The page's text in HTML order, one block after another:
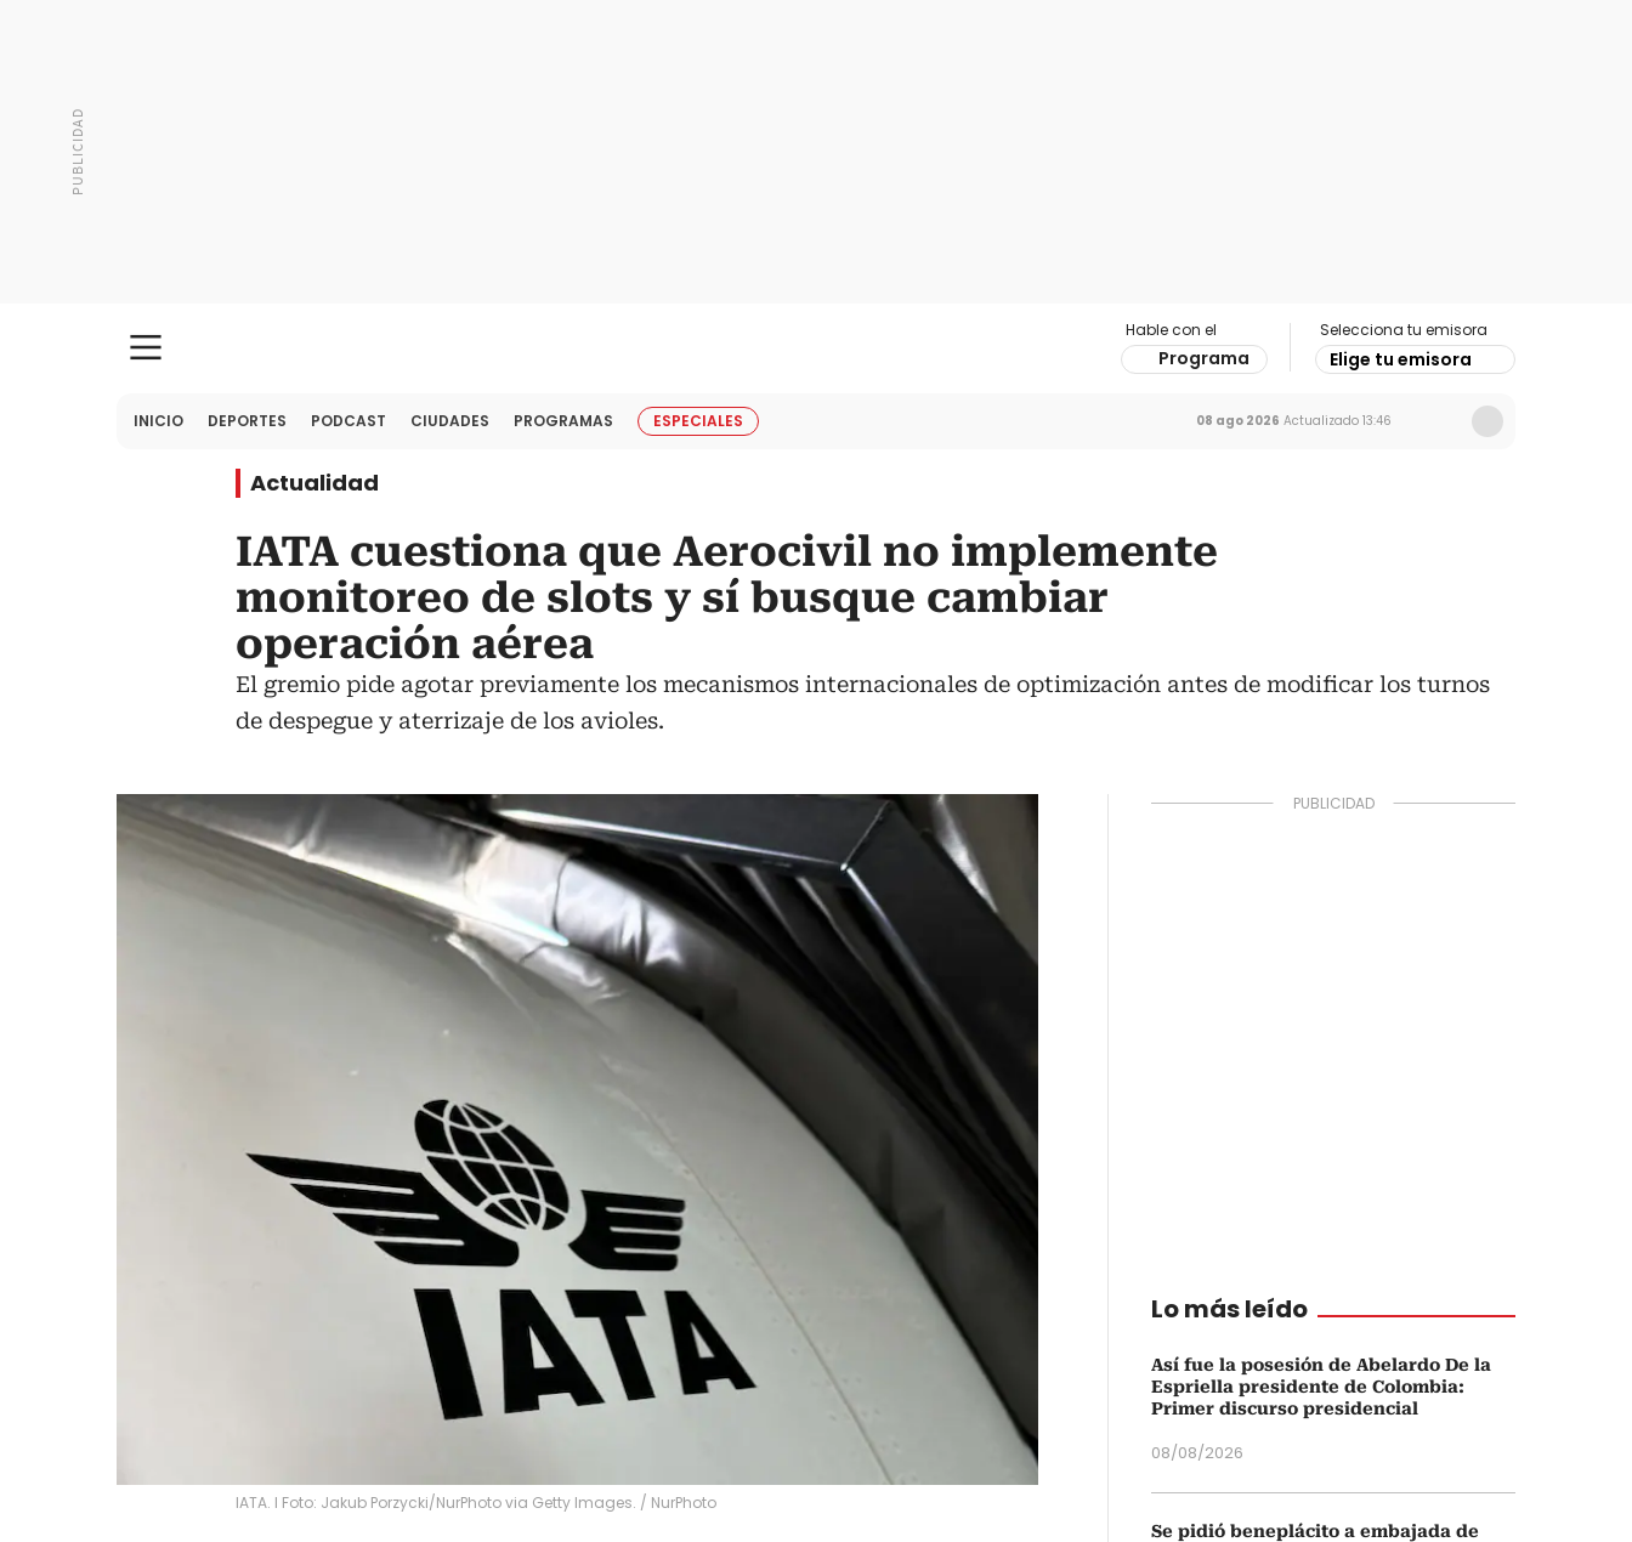
Hable con el
Programa
Selecciona tu emisora
Elige tu emisora
INICIO DEPORTES PODCAST CIUDADES PROGRAMAS ESPECIALES 08 ago 2026 Actualizado 13:46
Actualidad
IATA cuestiona que Aerocivil no implemente
monitoreo de slots y sí busque cambiar
operación aérea
El gremio pide agotar previamente los mecanismos internacionales de optimización antes de modificar los turnos
de despegue y aterrizaje de los avioles.
IATA. I Foto: Jakub Porzycki/NurPhoto via Getty Images. / NurPhoto
Lo más leído
Así fue la posesión de Abelardo De la
Espriella presidente de Colombia:
Primer discurso presidencial
08/08/2026
Se pidió beneplácito a embajada de